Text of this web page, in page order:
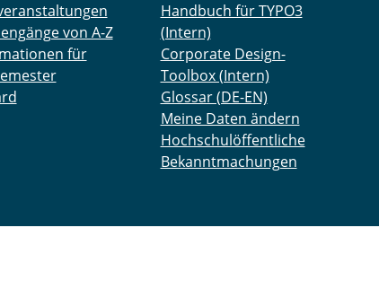
von A-Z
für
Handbuch für TYPO3
(Intern)
Corporate Design-
Toolbox (Intern)
Glossar (DE-EN)
Meine Daten ändern
Hochschulöffentliche
Bekanntmachungen